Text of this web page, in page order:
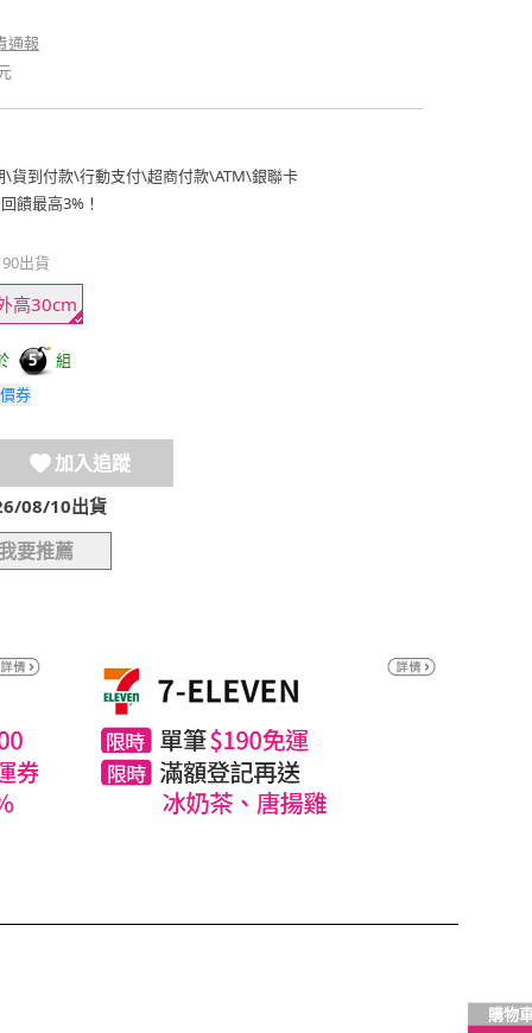
通報
\貨到付款\行動支付\超商付款\ATM\銀聯卡
饋最高3%！
出貨
高30cm
5
組
券
加入追蹤
08/10出貨
要推薦
購物